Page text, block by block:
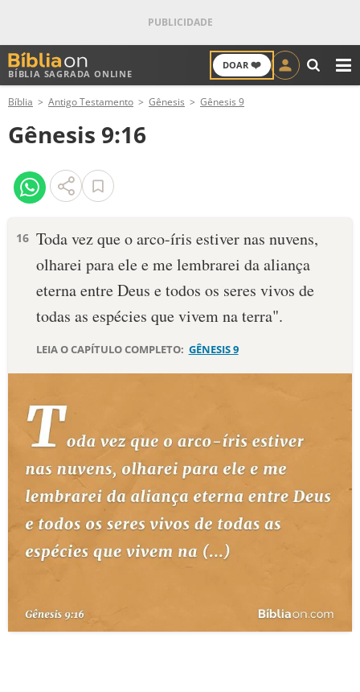
BÍBLIA SAGRADA ONLINE
DOAR ❤️
ANTIGO TESTAMENTO
NOVO TESTAMENTO
VERSÍCULOS
PALAVRA DO DIA
SALMO DO DIA
DEVOCIONAL DIÁRIO
ESTUDOS BÍBLICOS
ESBOÇOS DE PREGAÇÃO
PERGUNTE À BÍBLIA IA
QUEM SOMOS
Bíblia Antigo Testamento Gênesis Gênesis 9
Gênesis 9:16
16 Toda vez que o arco-íris estiver nas nuvens,
olharei para ele e me lembra­rei da aliança
eterna entre Deus e todos os seres vivos de
todas as espécies que vivem na terra".
LEIA O CAPÍTULO COMPLETO: GÊNESIS 9